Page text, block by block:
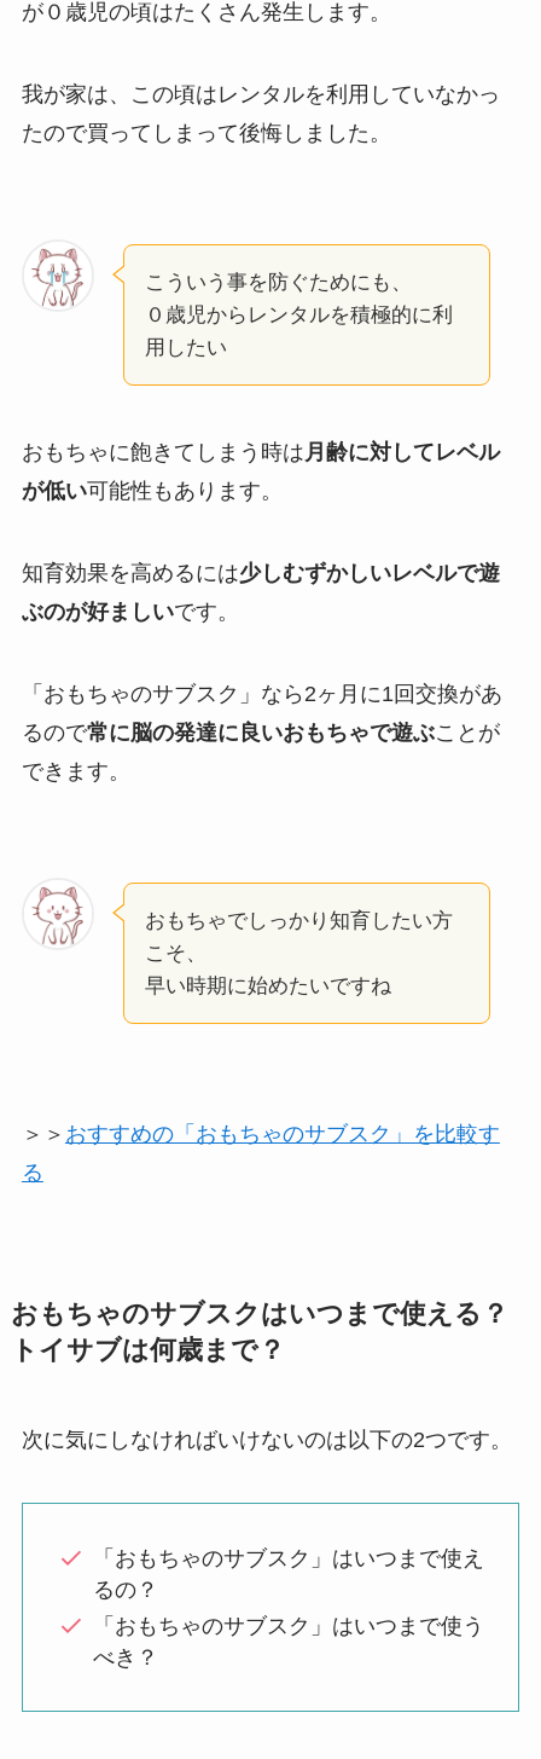
が０歳児の頃はたくさん発生します。
我が家は、この頃はレンタルを利用していなかっ
たので買ってしまって後悔しました。
こういう事を防ぐためにも、
０歳児からレンタルを積極的に利
用したい
おもちゃに飽きてしまう時は月齢に対してレベル
が低い可能性もあります。
知育効果を高めるには少しむずかしいレベルで遊
ぶのが好ましいです。
「おもちゃのサブスク」なら2ヶ月に1回交換があ
るので常に脳の発達に良いおもちゃで遊ぶことが
できます。
おもちゃでしっかり知育したい方
こそ、
早い時期に始めたいですね
＞＞ おすすめの「おもちゃのサブスク」を比較す
る
おもちゃのサブスクはいつまで使える？
トイサブは何歳まで？
次に気にしなければいけないのは以下の2つです。
「おもちゃのサブスク」はいつまで使え
るの？
「おもちゃのサブスク」はいつまで使う
べき？